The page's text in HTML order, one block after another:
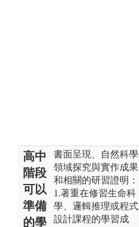
高中
階段
可以
準備
的學
書面呈現、自然科學
領域探究與實作成果
和相關的研習證明：
1.著重在修習生命科
學、邏輯推理或程式
設計課程的學習成